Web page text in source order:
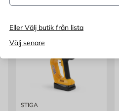
Eller Välj butik från lista
Välj senare
STIGA